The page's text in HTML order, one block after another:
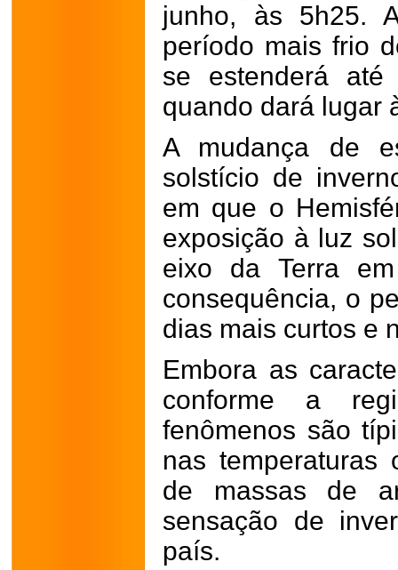
junho, às 5h25.
período mais frio
se estenderá
quando dará lugar
A mudança de
solstício de
em que o
exposição à luz
eixo da Terra
consequência, o
dias mais curtos e
Embora as
conforme a
fenômenos são
nas temperaturas
de massas de
sensação de
país.